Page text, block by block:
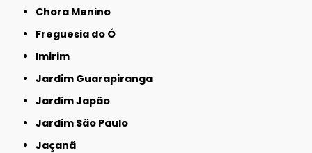
Chora Menino
Freguesia do Ó
Imirim
Jardim Guarapiranga
Jardim Japão
Jardim São Paulo
Jaçanã